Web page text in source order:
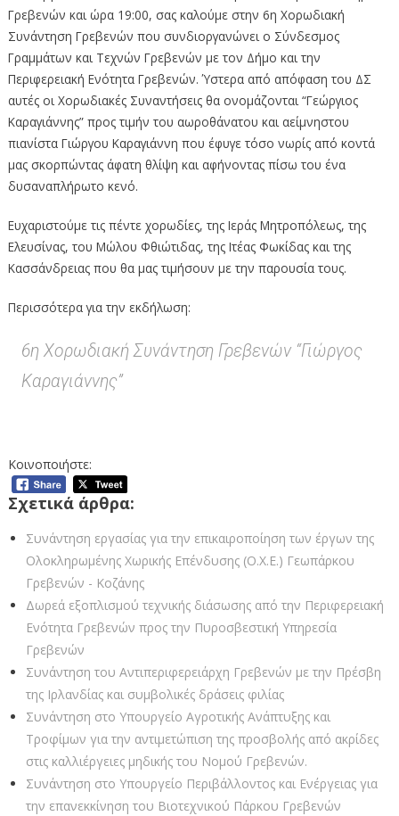
Γρεβενών και ώρα 19:00, σας καλούμε στην 6η Χορωδιακή
Συνάντηση Γρεβενών που συνδιοργανώνει ο Σύνδεσμος
Γραμμάτων και Τεχνών Γρεβενών με τον Δήμο και την
Περιφερειακή Ενότητα Γρεβενών. Ύστερα από απόφαση του ΔΣ
αυτές οι Χορωδιακές Συναντήσεις θα ονομάζονται “Γεώργιος
Καραγιάννης” προς τιμήν του αωροθάνατου και αείμνηστου
πιανίστα Γιώργου Καραγιάννη που έφυγε τόσο νωρίς από κοντά
μας σκορπώντας άφατη θλίψη και αφήνοντας πίσω του ένα
δυσαναπλήρωτο κενό.
Ευχαριστούμε τις πέντε χορωδίες, της Ιεράς Μητροπόλεως, της
Ελευσίνας, του Μώλου Φθιώτιδας, της Ιτέας Φωκίδας και της
Κασσάνδρειας που θα μας τιμήσουν με την παρουσία τους.
Περισσότερα για την εκδήλωση:
6η Χορωδιακή Συνάντηση Γρεβενών “Γιώργος
Καραγιάννης”
Κοινοποιήστε:
Σχετικά άρθρα:
Συνάντηση εργασίας για την επικαιροποίηση των έργων της
Ολοκληρωμένης Χωρικής Επένδυσης (Ο.Χ.Ε.) Γεωπάρκου
Γρεβενών - Κοζάνης
Δωρεά εξοπλισμού τεχνικής διάσωσης από την Περιφερειακή
Ενότητα Γρεβενών προς την Πυροσβεστική Υπηρεσία
Γρεβενών
Συνάντηση του Αντιπεριφερειάρχη Γρεβενών με την Πρέσβη
της Ιρλανδίας και συμβολικές δράσεις φιλίας
Συνάντηση στο Υπουργείο Αγροτικής Ανάπτυξης και
Τροφίμων για την αντιμετώπιση της προσβολής από ακρίδες
στις καλλιέργειες μηδικής του Νομού Γρεβενών.
Συνάντηση στο Υπουργείο Περιβάλλοντος και Ενέργειας για
την επανεκκίνηση του Βιοτεχνικού Πάρκου Γρεβενών